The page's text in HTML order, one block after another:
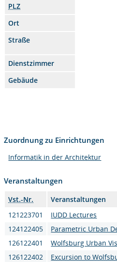
PLZ
Ort
Straße
Dienstzimmer
Gebäude
Zuordnung zu Einrichtungen
Informatik in der Architektur
Veranstaltungen
Vst.-Nr.
Veranstaltungen
121223701
IUDD Lectures
124122405
Parametric Urban
126122401
Wolfsburg Urban
126122402
Excursion to